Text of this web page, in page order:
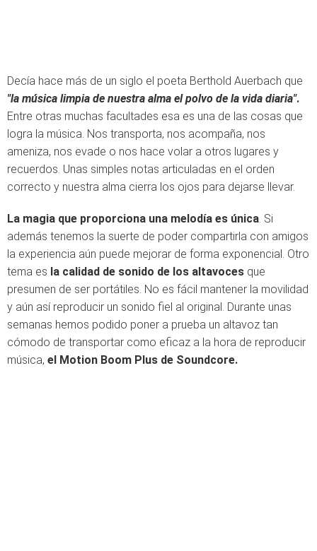
Decía hace más de un siglo el poeta Berthold Auerbach que
"la música limpia de nuestra alma el polvo de la vida diaria".
Entre otras muchas facultades esa es una de las cosas que
logra la música. Nos transporta, nos acompaña, nos
ameniza, nos evade o nos hace volar a otros lugares y
recuerdos. Unas simples notas articuladas en el orden
correcto y nuestra alma cierra los ojos para dejarse llevar.
La magia que proporciona una melodía es única. Si
además tenemos la suerte de poder compartirla con amigos
la experiencia aún puede mejorar de forma exponencial. Otro
tema es la calidad de sonido de los altavoces que
presumen de ser portátiles. No es fácil mantener la movilidad
y aún así reproducir un sonido fiel al original. Durante unas
semanas hemos podido poner a prueba un altavoz tan
cómodo de transportar como eficaz a la hora de reproducir
música, el Motion Boom Plus de Soundcore.